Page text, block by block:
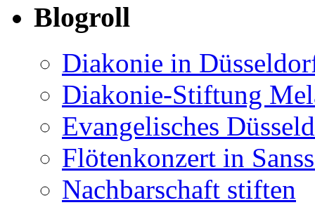
Blogroll
Diakonie in
Diakonie-Stiftung
Evangelisches
Flötenkonzert in
Nachbarschaft stiften